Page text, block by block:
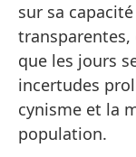
sur sa
transparentes,
que les jours
incertudes
cynisme et la
population.